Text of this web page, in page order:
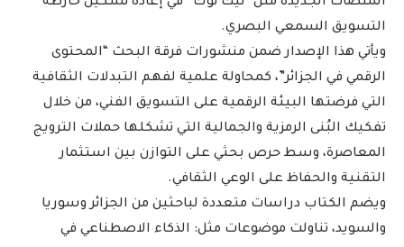
التسويق السمعي البصري.
ويأتي هذا الإصدار ضمن منشورات فرقة البحث “المحتوى
الرقمي في الجزائر”، كمحاولة علمية لفهم التبدلات الثقافية
التي فرضتها البيئة الرقمية على التسويق الفني، من خلال
تفكيك البُنى الرمزية والجمالية التي تشكلها حملات الترويج
المعاصرة، وسط حرص بحثي على التوازن بين استثمار
التقنية والحفاظ على الوعي الثقافي.
ويضم الكتاب دراسات متعددة لباحثين من الجزائر وسوريا
والسويد، تناولت موضوعات مثل: الذكاء الاصطناعي في